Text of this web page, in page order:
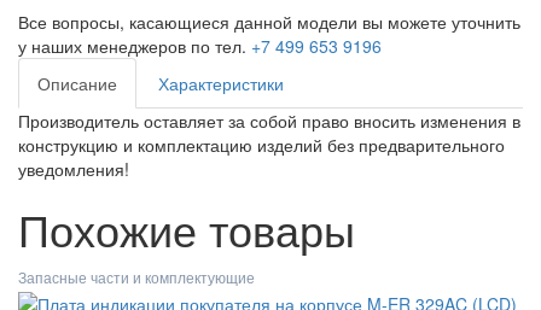
Все вопросы, касающиеся данной модели вы можете уточнить
у наших менеджеров по тел. +7 499 653 9196
Описание
Характеристики
Производитель оставляет за собой право вносить изменения в
конструкцию и комплектацию изделий без предварительного
уведомления!
Похожие товары
Запасные части и комплектующие